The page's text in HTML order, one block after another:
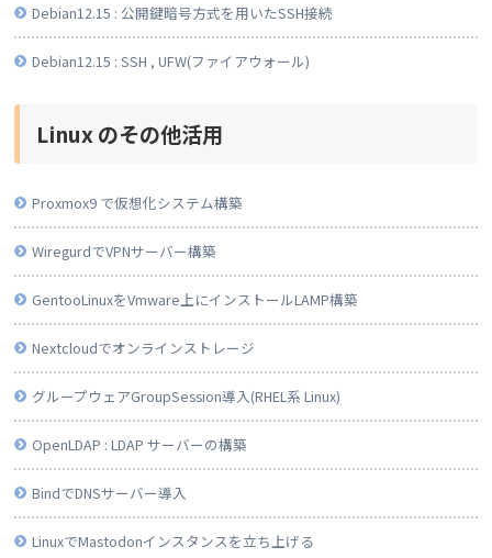
Debian12.15 : 公開鍵暗号方式を用いたSSH接続
Debian12.15 : SSH , UFW(ファイアウォール)
Linux のその他活用
Proxmox9 で仮想化システム構築
WiregurdでVPNサーバー構築
GentooLinuxをVmware上にインストールLAMP構築
Nextcloudでオンラインストレージ
グループウェアGroupSession導入(RHEL系 Linux)
OpenLDAP : LDAP サーバーの構築
BindでDNSサーバー導入
LinuxでMastodonインスタンスを立ち上げる